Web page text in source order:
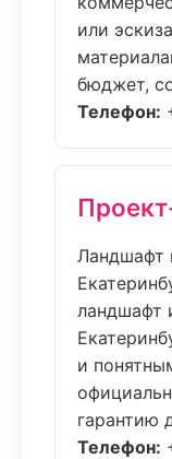
или
бюджет,
Телефон:
Ландшафт
ландшафт
и
гарантию
Телефон: